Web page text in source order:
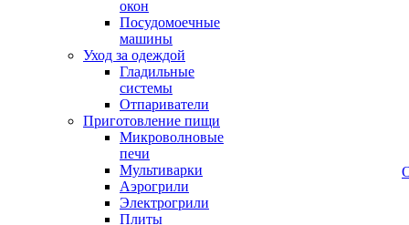
окон
Посудомоечные
машины
Уход за одеждой
Гладильные
системы
Отпариватели
Приготовление пищи
Микроволновые
печи
Мультиварки
Аэрогрили
Электрогрили
Плиты